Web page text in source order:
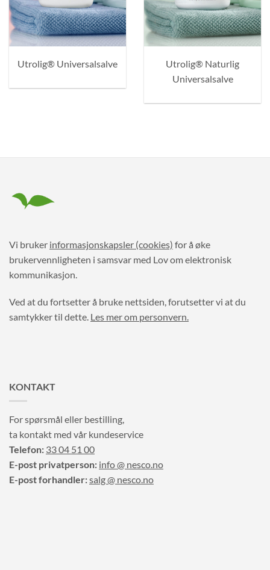
Utrolig® Universalsalve
Utrolig® Naturlig
Universalsalve
Vi bruker informasjonskapsler (cookies) for å øke
brukervennligheten i samsvar med Lov om elektronisk
kommunikasjon.
Ved at du fortsetter å bruke nettsiden, forutsetter vi at du
samtykker til dette. Les mer om personvern.
KONTAKT
For spørsmål eller bestilling,
ta kontakt med vår kundeservice
Telefon: 33 04 51 00
E-post privatperson: info @ nesco.no
E-post forhandler:salg @ nesco.no